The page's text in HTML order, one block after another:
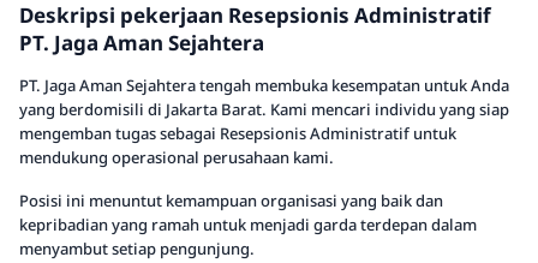
Deskripsi pekerjaan Resepsionis Administratif
PT. Jaga Aman Sejahtera
PT. Jaga Aman Sejahtera tengah membuka kesempatan untuk Anda
yang berdomisili di Jakarta Barat. Kami mencari individu yang siap
mengemban tugas sebagai Resepsionis Administratif untuk
mendukung operasional perusahaan kami.
Posisi ini menuntut kemampuan organisasi yang baik dan
kepribadian yang ramah untuk menjadi garda terdepan dalam
menyambut setiap pengunjung.